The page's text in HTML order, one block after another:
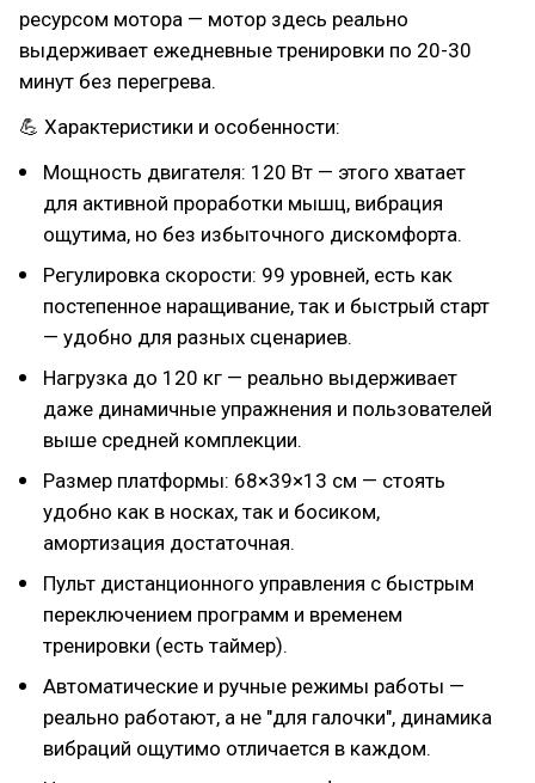
ресурсом мотора — мотор здесь реально
выдерживает ежедневные тренировки по 20-30
минут без перегрева.
💪 Характеристики и особенности:
Мощность двигателя: 120 Вт — этого хватает
для активной проработки мышц, вибрация
ощутима, но без избыточного дискомфорта.
Регулировка скорости: 99 уровней, есть как
постепенное наращивание, так и быстрый старт
— удобно для разных сценариев.
Нагрузка до 120 кг — реально выдерживает
даже динамичные упражнения и пользователей
выше средней комплекции.
Размер платформы: 68×39×13 см — стоять
удобно как в носках, так и босиком,
амортизация достаточная.
Пульт дистанционного управления с быстрым
переключением программ и временем
тренировки (есть таймер).
Автоматические и ручные режимы работы —
реально работают, а не "для галочки", динамика
вибраций ощутимо отличается в каждом.